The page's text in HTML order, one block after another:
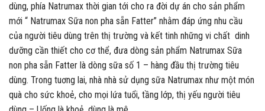
dùng, phía Natrumax thời gian tới cho ra đời dự án cho sản phẩm
mới “ Natrumax Sữa non pha sẵn Fatter” nhằm đáp ứng nhu cầu
của người tiêu dùng trên thị trường và kết tinh những vi chất dinh
dưỡng cần thiết cho cơ thể, đưa dòng sản phẩm Natrumax Sữa
non pha sẵn Fatter là dòng sữa số 1 – hàng đầu thị trường tiêu
dùng. Trong tuơng lai, nhà nhà sử dụng sữa Natrumax như một món
quà cho sức khoẻ, cho mọi lứa tuổi, tầng lớp, thị yếu người tiêu